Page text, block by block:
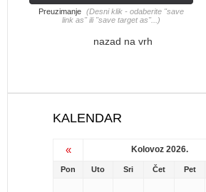
Preuzimanje (Desni klik - odaberite "save
link as" ili "save target as"...)
nazad na vrh
KALENDAR
« Kolovoz 2026.
Pon Uto Sri Čet Pet